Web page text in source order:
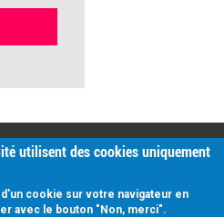
utilisent des cookies uniquement
cookie sur votre navigateur en
avec le bouton "Non, merci".